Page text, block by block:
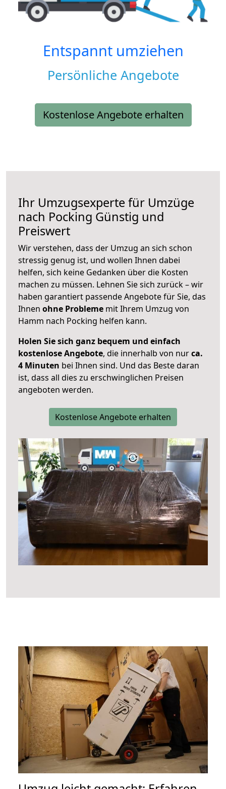
Entspannt umziehen
Persönliche Angebote
Kostenlose Angebote erhalten
Ihr Umzugsexperte für Umzüge
nach Pocking Günstig und
Preiswert
Wir verstehen, dass der Umzug an sich schon
stressig genug ist, und wollen Ihnen dabei
helfen, sich keine Gedanken über die Kosten
machen zu müssen. Lehnen Sie sich zurück – wir
haben garantiert passende Angebote für Sie, das
Ihnen ohne Probleme mit Ihrem Umzug von
Hamm nach Pocking helfen kann.
Holen Sie sich ganz bequem und einfach
kostenlose Angebote, die innerhalb von nurca.
4 Minuten bei Ihnen sind. Und das Beste daran
ist, dass all dies zu erschwinglichen Preisen
angeboten werden.
Kostenlose Angebote erhalten